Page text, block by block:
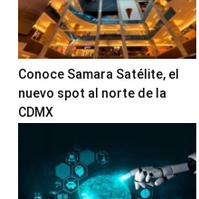
Conoce Samara Satélite, el
nuevo spot al norte de la
CDMX